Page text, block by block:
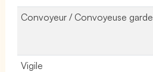
Convoyeur / Convoyeuse garde
Vigile